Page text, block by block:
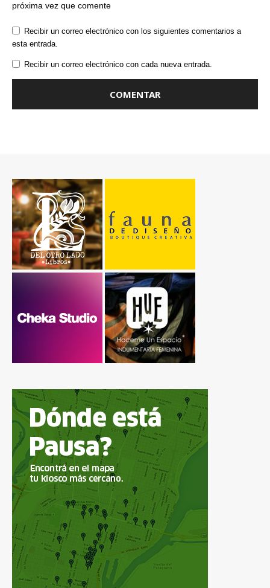
próxima vez que comente
Recibir un correo electrónico con los siguientes comentarios a
esta entrada.
Recibir un correo electrónico con cada nueva entrada.